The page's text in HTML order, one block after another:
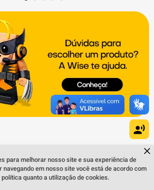
para melhorar nosso site e sua experiência de
em nosso site você está de acordo com
quanto a utilização de cookies.